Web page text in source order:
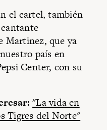
el cartel, también
Martinez, que ya
país en
Center, con su
"La vida en
Tigres del Norte"